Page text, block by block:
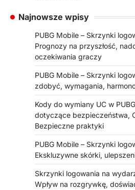
Najnowsze wpisy
PUBG Mobile – Skrzynki
Prognozy na przyszłość,
oczekiwania graczy
PUBG Mobile – Skrzynki
zdobyć, wymagania,
Kody do wymiany UC w
dotyczące bezpieczeństwa,
Bezpieczne praktyki
PUBG Mobile – Skrzynki
Ekskluzywne skórki,
Skrzynki logowania na
Wpływ na rozgrywkę,